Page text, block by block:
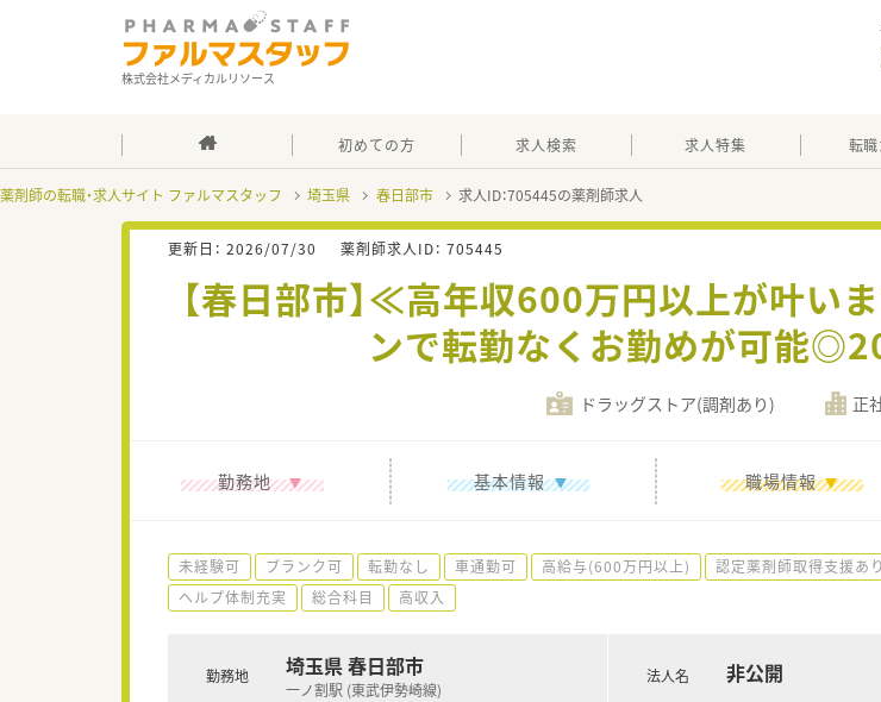
株式会社メディカルリソース
初めての方 求人検索 求人特集 転
薬剤師の転職・求人サイト ファルマスタッフ 埼玉県 春日部市 求人ID：705445の薬剤師求人
更新日： 2026/07/30 薬剤師求人ID： 705445
【春日部市】≪高年収600万円以上が叶い
ンで転勤なくお勤めが可能
ドラッグストア(調剤あり) 正
勤務地 基本情報 職場情報
未経験可 ブランク可 転勤なし 車通勤可 高給与(600万円以上) 認定薬剤師取得支援あり
ヘルプ体制充実
総合科目 高収入
勤務地 埼玉県 春日部市
一ノ割駅 (東武伊勢崎線)
法人名 非公開